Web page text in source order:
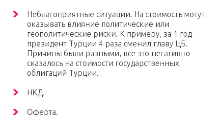
Неблагоприятные ситуации. На стоимость могут
оказывать влияние политические или
геополитические риски. К примеру, за 1 год
президент Турции 4 раза сменил главу ЦБ.
Причины были разными, все это негативно
сказалось на стоимости государственных
облигаций Турции.
НКД.
Оферта.